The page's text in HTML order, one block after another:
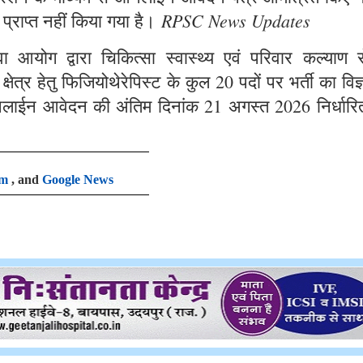
नहीं किया गया है। RPSC News Updates
द्वारा चिकित्सा स्वास्थ्य एवं परिवार कल्याण
हेतु फिजियोथेरेपिस्ट के कुल 20 पदों पर भर्ती का
आवेदन की अंतिम दिनांक 21 अगस्त 2026
, and Google News